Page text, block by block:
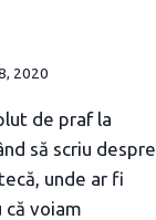
2020
de praf la
să scriu despre
unde ar fi
voiam